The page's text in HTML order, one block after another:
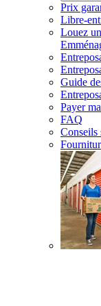
Prix
Libre-
Louez
Guide
Payer
FAQ
Conseils